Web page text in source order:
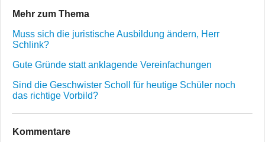
Mehr zum Thema
Muss sich die juristische Ausbildung ändern, Herr
Schlink?
Gute Gründe statt anklagende Vereinfachungen
Sind die Geschwister Scholl für heutige Schüler noch
das richtige Vorbild?
Kommentare